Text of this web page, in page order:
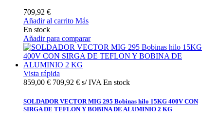
709,92 €
Añadir al carrito Más
En stock
Añadir para comparar
Vista rápida
859,00 € 709,92 € s/ IVA En stock
SOLDADOR VECTOR MIG 295 Bobinas hilo 15KG 400V CON
SIRGA DE TEFLON Y BOBINA DE ALUMINIO 2 KG